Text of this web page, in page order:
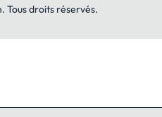
Tous droits réservés.